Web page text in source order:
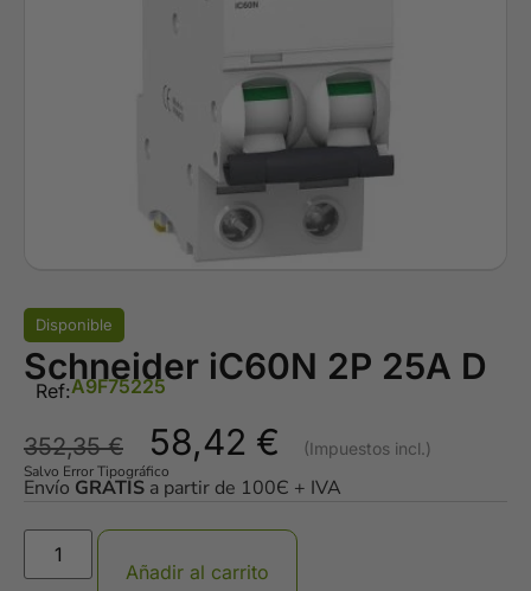
Disponible
Schneider iC60N 2P 25A D
Ref:A9F75225
352,35€ 58,42 €
Salvo Error Tipográfico
Envío GRATIS a partir de 100Є + IVA
Añadir al carrito